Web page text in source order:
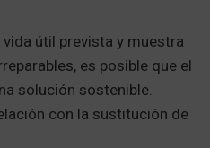
útil prevista y muestra
es posible que el
solución sostenible.
con la sustitución de